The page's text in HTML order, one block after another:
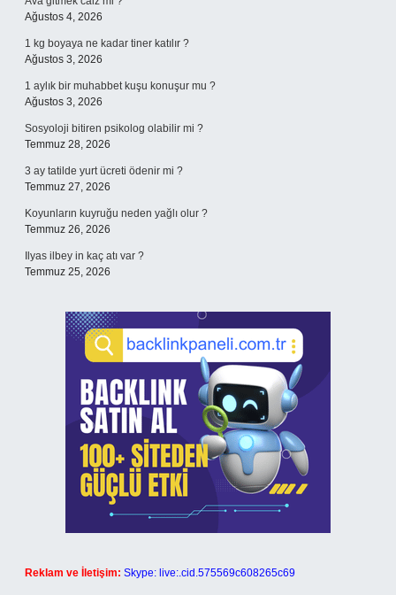
Ağustos 4, 2026
1 kg boyaya ne kadar tiner katılır ?
Ağustos 3, 2026
1 aylık bir muhabbet kuşu konuşur mu ?
Ağustos 3, 2026
Sosyoloji bitiren psikolog olabilir mi ?
Temmuz 28, 2026
3 ay tatilde yurt ücreti ödenir mi ?
Temmuz 27, 2026
Koyunların kuyruğu neden yağlı olur ?
Temmuz 26, 2026
Ilyas ilbey in kaç atı var ?
Temmuz 25, 2026
Reklam ve İletişim: Skype: live:.cid.575569c608265c69